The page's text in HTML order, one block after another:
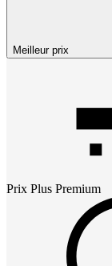
Meilleur prix
Prix Plus Premium